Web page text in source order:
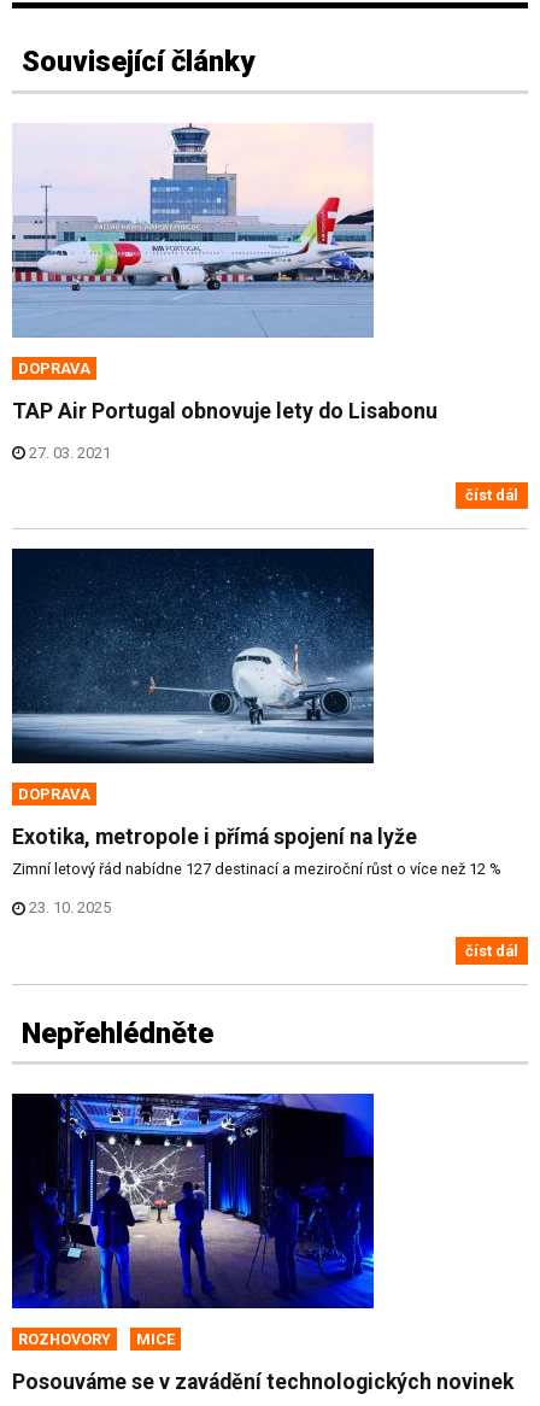
Související články
DOPRAVA
TAP Air Portugal obnovuje lety do Lisabonu
27. 03. 2021
číst dál
DOPRAVA
Exotika, metropole i přímá spojení na lyže
Zimní letový řád nabídne 127 destinací a meziroční růst o více než 12 %
23. 10. 2025
číst dál
Nepřehlédněte
ROZHOVORY MICE
Posouváme se v zavádění technologických novinek